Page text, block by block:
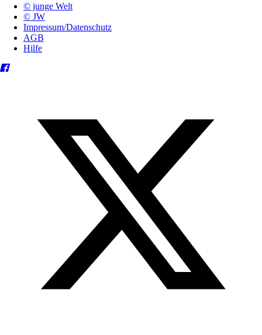
© junge Welt
© JW
Impressum/Datenschutz
AGB
Hilfe